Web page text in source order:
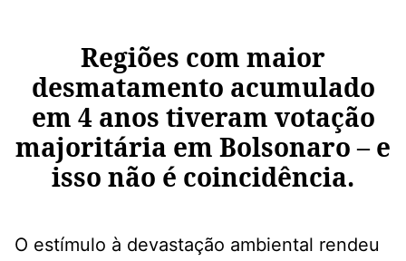
Regiões com maior
desmatamento acumulado
em 4 anos tiveram votação
majoritária em Bolsonaro – e
isso não é coincidência.
O estímulo à devastação ambiental rendeu